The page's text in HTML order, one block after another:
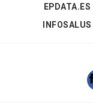
EPDATA.ES
INFOSALUS